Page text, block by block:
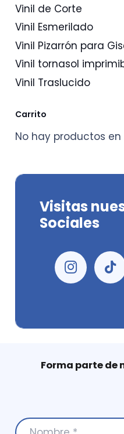
Vinil de Corte
Vinil Esmerilado
Vinil Pizarrón para
Vinil tornasol
Vinil Traslucido
Carrito
No hay productos en
Visitas
Sociales
Forma parte de